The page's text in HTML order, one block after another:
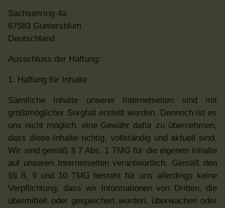
Sachsenring 4a
67583 Guntersblum
Deutschland
Ausschluss der Haftung:
1. Haftung für Inhalte
Sämtliche Inhalte unserer Internetseiten sind mit
größtmöglicher Sorgfalt erstellt worden. Dennoch ist es
uns nicht möglich, eine Gewähr dafür zu übernehmen,
dass diese Inhalte richtig, vollständig und aktuell sind.
Wir sind gemäß § 7 Abs. 1 TMG für die eigenen Inhalte
auf unseren Internetseiten verantwortlich. Gemäß den
§§ 8, 9 und 10 TMG besteht für uns allerdings keine
Verpflichtung, dass wir Informationen von Dritten, die
übermittelt oder gespeichert wurden, überwachen oder